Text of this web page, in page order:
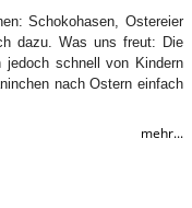
Schokohasen, Ostereier
dazu. Was uns freut: Die
jedoch schnell von Kindern
nach Ostern einfach
mehr...